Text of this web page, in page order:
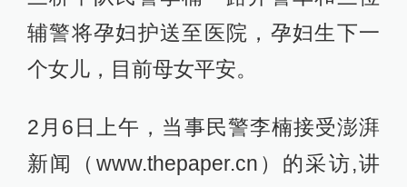
辅警将孕妇护送至医院，孕妇生下一
个女儿，目前母女平安。
2月6日上午，当事民警李楠接受澎湃
新闻（www.thepaper.cn）的采访,讲